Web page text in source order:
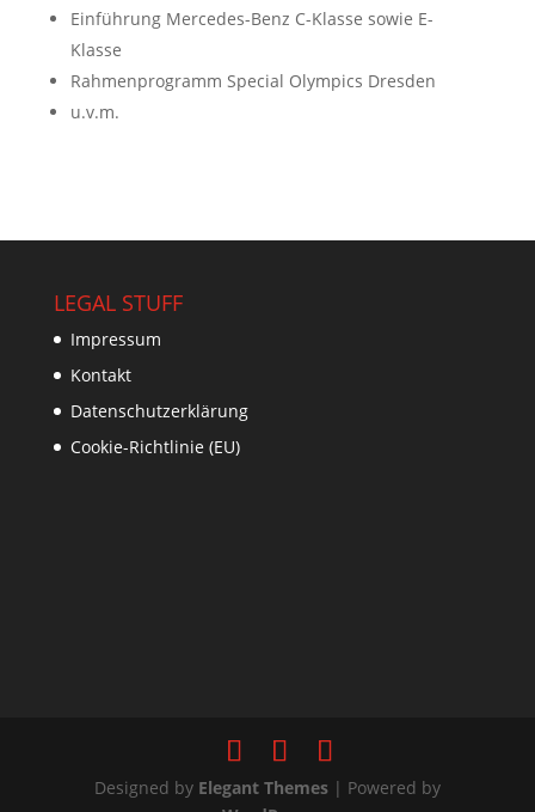
Einführung Mercedes-Benz C-Klasse sowie E-
Klasse
Rahmenprogramm Special Olympics Dresden
u.v.m.
LEGAL STUFF
Impressum
Kontakt
Datenschutzerklärung
Cookie-Richtlinie (EU)
Designed by Elegant Themes| Powered by